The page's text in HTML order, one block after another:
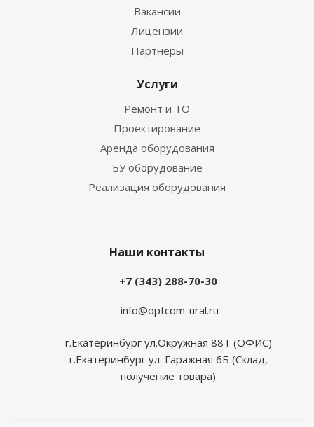
Вакансии
Лицензии
Партнеры
Услуги
Ремонт и ТО
Проектирование
Аренда оборудования
БУ оборудование
Реализация оборудования
Наши контакты
+7 (343) 288-70-30
info@optcom-ural.ru
г.Екатеринбург ул.Окружная 88Т (ОФИС)
г.Екатеринбург ул. Гаражная 6Б (Склад,
получение товара)